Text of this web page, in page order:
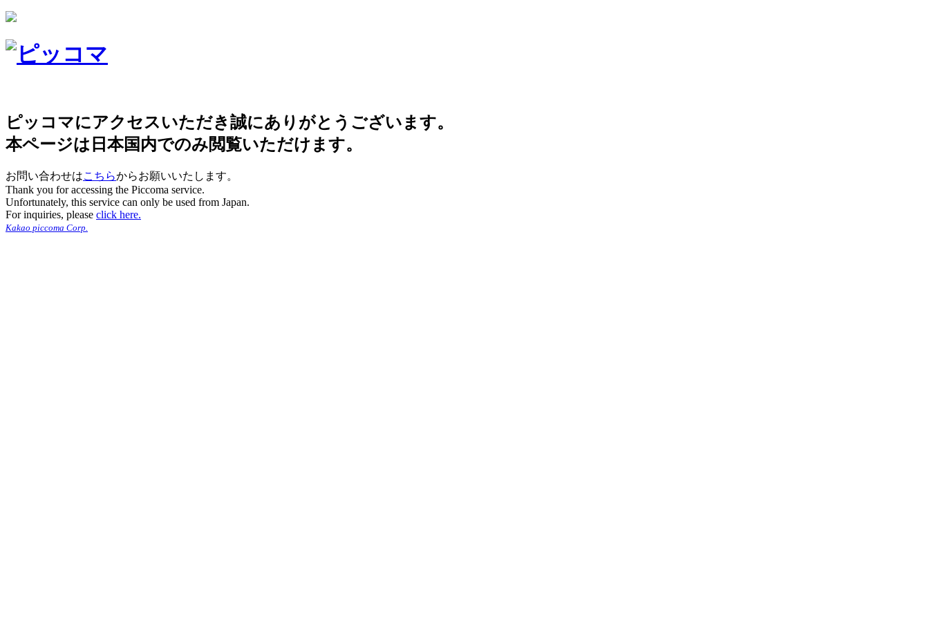
ピッコマにアクセスいただき誠にありがとうございます。
本ページは日本国内でのみ閲覧いただけます。
お問い合わせはこちらからお願いいたします。
Thank you for accessing the Piccoma service.
Unfortunately, this service can only be used from Japan.
For inquiries, please click here.
Kakao piccoma Corp.